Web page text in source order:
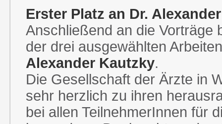
Erster Platz an Dr.
Anschließend an die Vorträge
der drei ausgewählten
Alexander Kautzky.
Die Gesellschaft der Ärzte in
sehr herzlich zu ihren
bei allen TeilnehmerInnen für